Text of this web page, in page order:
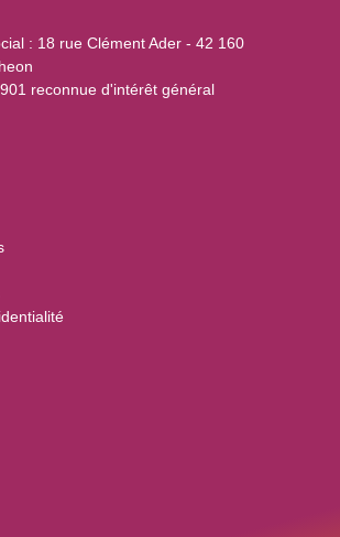
: 18 rue Clément Ader - 42 160
reconnue d'intérêt général